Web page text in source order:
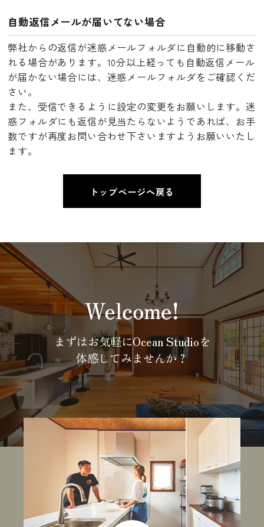
自動返信メールが届いてない場合
弊社からの返信が迷惑メールフォルダに自動的に移動さ
れる場合があります。10分以上経っても自動返信メール
が届かない場合には、迷惑メールフォルダをご確認くだ
さい。
また、受信できるように設定の変更をお願いします。迷
惑フォルダにも返信が見当たらないようであれば、お手
数ですが再度お問い合わせ下さいますようお願いいたし
ます。
トップページへ戻る
まずはお気軽にOcean Studioを
体感してみませんか？